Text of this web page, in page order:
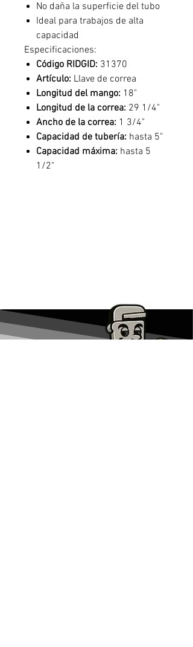
No daña la superficie del tubo
Ideal para trabajos de alta
capacidad
Especificaciones:
Código RIDGID: 31370
Artículo: Llave de correa
Longitud del mango: 18"
Longitud de la correa: 29 1/4"
Ancho de la correa: 1 3/4"
Capacidad de tubería: hasta 5"
Capacidad máxima: hasta 5
1/2"